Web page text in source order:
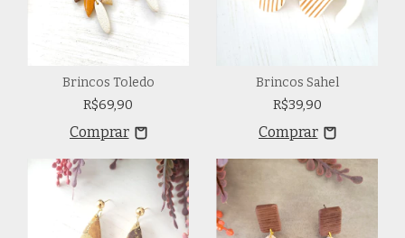
Brincos Toledo
R$69,90
Brincos Sahel
R$39,90